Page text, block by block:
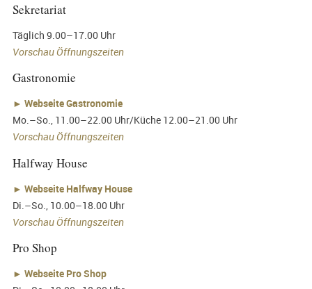
Sekretariat
Täglich 9.00–17.00 Uhr
Vorschau Öffnungszeiten
Gastronomie
► Webseite Gastronomie
Mo.–So., 11.00–22.00 Uhr/Küche 12.00–21.00 Uhr
Vorschau Öffnungszeiten
Halfway House
► Webseite Halfway House
Di.–So., 10.00–18.00 Uhr
Vorschau Öffnungszeiten
Pro Shop
► Webseite Pro Shop